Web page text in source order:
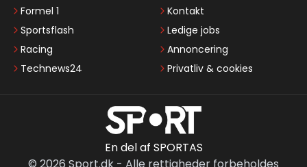
Formel 1
Sportsflash
Racing
Technews24
Kontakt
Ledige jobs
Annoncering
Privatliv & cookies
En del af SPORTAS
© 2026 Sport.dk - Alle rettigheder forbeholdes